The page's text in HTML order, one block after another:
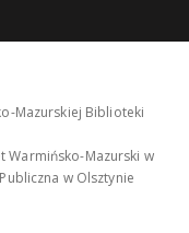
Mazurskiej Biblioteki
Warmińsko-Mazurski w
w Olsztynie